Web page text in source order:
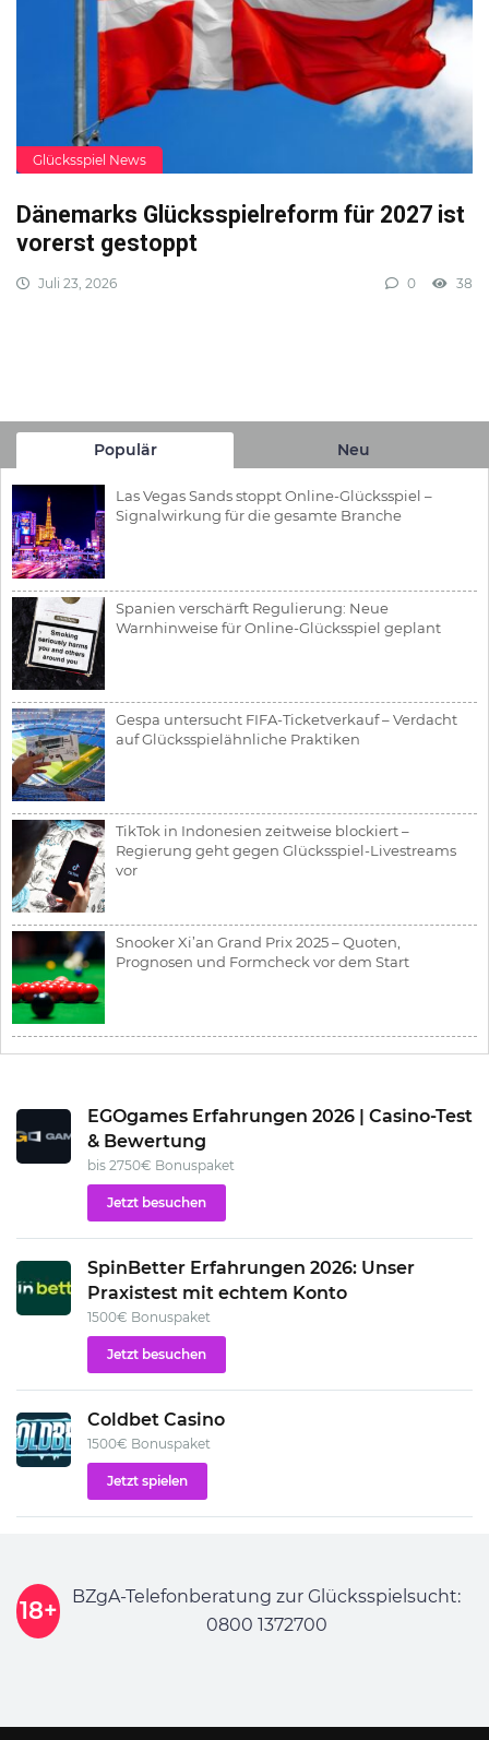
Glücksspiel News
Dänemarks Glücksspielreform für 2027 ist
vorerst gestoppt
Juli 23, 2026 0 38
Populär Neu
Las Vegas Sands stoppt Online-Glücksspiel –
Signalwirkung für die gesamte Branche
Spanien verschärft Regulierung: Neue
Warnhinweise für Online-Glücksspiel geplant
Gespa untersucht FIFA-Ticketverkauf – Verdacht
auf Glücksspielähnliche Praktiken
TikTok in Indonesien zeitweise blockiert –
Regierung geht gegen Glücksspiel-Livestreams
vor
Snooker Xi’an Grand Prix 2025 – Quoten,
Prognosen und Formcheck vor dem Start
EGOgames Erfahrungen 2026 | Casino-Test
& Bewertung
bis 2750€ Bonuspaket
Jetzt besuchen
SpinBetter Erfahrungen 2026: Unser
Praxistest mit echtem Konto
1500€ Bonuspaket
Jetzt besuchen
Coldbet Casino
1500€ Bonuspaket
Jetzt spielen
18+
BZgA-Telefonberatung zur Glücksspielsucht:
0800 1372700